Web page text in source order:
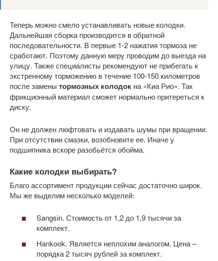
Теперь можно смело устанавливать новые колодки.
Дальнейшая сборка производится в обратной
последовательности. В первые 1-2 нажатия тормоза не
сработают. Поэтому данную меру проводим до выезда на
улицу. Также специалисты рекомендуют не прибегать к
экстренному торможению в течение 100-150 километров
после замены тормозных колодок на «Киа Рио». Так
фрикционный материал сможет нормально притереться к
диску.
Он не должен люфтовать и издавать шумы при вращении.
При отсутствии смазки, возобновите ее. Иначе у
подшипника вскоре разобьётся обойма.
Какие колодки выбирать?
Благо ассортимент продукции сейчас достаточно широк.
Мы же выделим несколько моделей:
Sangsin. Стоимость от 1,2 до 1,9 тысячи за
комплект.
Hankook. Является неплохим аналогом. Цена –
порядка 2 тысяч рублей за комплект.